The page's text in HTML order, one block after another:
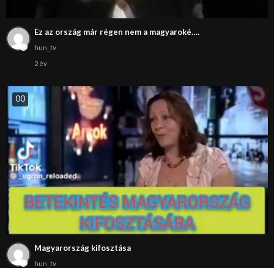
Ez az ország már régen nem a magyaroké….
hun_tv
2 év
00
Magyarország kifosztása
hun_tv